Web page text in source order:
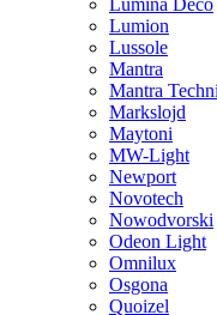
Lumina Deco
Lumion
Lussole
Mantra
Mantra
Markslojd
Maytoni
MW-Light
Newport
Novotech
Nowodvorski
Odeon Light
Omnilux
Osgona
Quoizel